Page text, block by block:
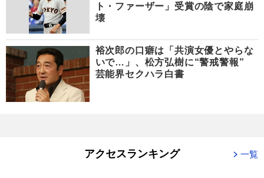
ト・ファーザー」受賞の陰で家庭崩
壊
裕次郎の口癖は「共演女優とやらな
いで…」、松方弘樹に“警戒警報”
芸能界セクハラ白書
アクセスランキング 一覧